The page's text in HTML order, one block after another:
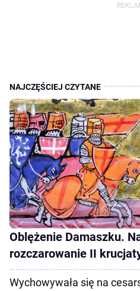
Oblężenie Damaszku.
rozczarowanie II
Wychowywała się na